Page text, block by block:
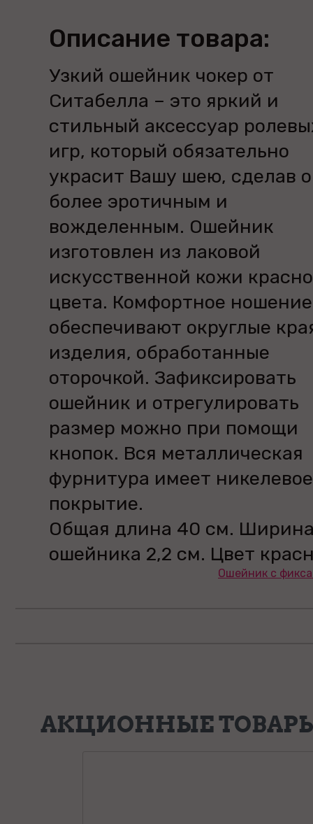
Описание товара:
Узкий ошейник чокер от
Ситабелла – это яркий и
стильный аксессуар
игр, который обязательно
украсит Вашу шею, сделав
более эротичным и
вожделенным. Ошейник
изготовлен из лаковой
искусственной кожи
цвета. Комфортное ношение
обеспечивают округлые
изделия, обработанные
оторочкой. Зафиксировать
ошейник и отрегулировать
размер можно при помощи
кнопок. Вся металлическая
фурнитура имеет никелевое
покрытие.
Общая длина 40 см.
ошейника 2,2 см. Цвет
Ошейник с
АКЦИОННЫЕ